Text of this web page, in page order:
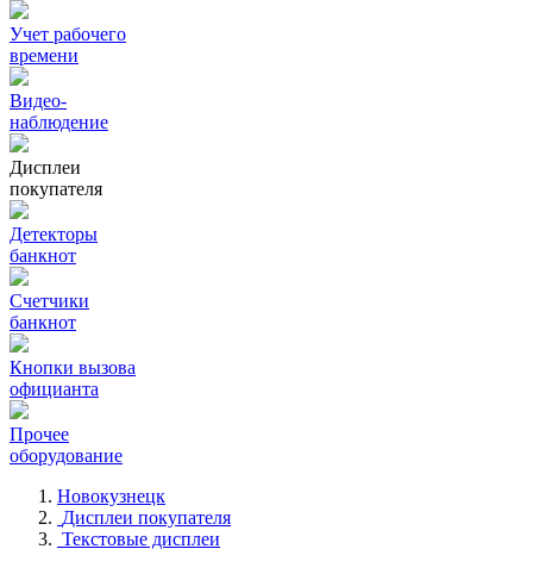
Учет рабочего
времени
Видео‑
наблюдение
Дисплеи
покупателя
Детекторы
банкнот
Счетчики
банкнот
Кнопки вызова
официанта
Прочее
оборудование
Новокузнецк
Дисплеи покупателя
Текстовые дисплеи